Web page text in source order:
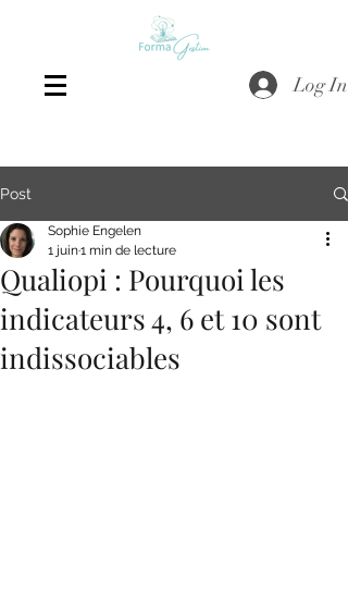
Log In
Post
Qualiopi : Pourquoi les
indicateurs 4, 6 et 10 sont
indissociables
Sophie Engelen
1 juin1 min de lecture